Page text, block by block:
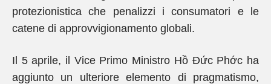
protezionistica che penalizzi i consumatori e le
catene di approvvigionamento globali.
Il 5 aprile, il Vice Primo Ministro Hồ Đức Phớc ha
aggiunto un ulteriore elemento di pragmatismo,